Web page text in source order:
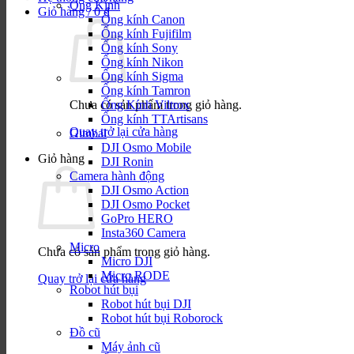
Giỏ hàng /0₫
Chưa có sản phẩm trong giỏ hàng.
Quay trở lại cửa hàng
Giỏ hàng
Chưa có sản phẩm trong giỏ hàng.
Quay trở lại cửa hàng
Ống Kính
Ống kính Canon
Ống kính Fujifilm
Ống kính Sony
Ống kính Nikon
Ống kính Sigma
Ống kính Tamron
Ống Kính Viltrox
Ống kính TTArtisans
Gimbal
DJI Osmo Mobile
DJI Ronin
Camera hành động
DJI Osmo Action
DJI Osmo Pocket
GoPro HERO
Insta360 Camera
Micro
Micro DJI
Micro RODE
Robot hút bụi
Robot hút bụi DJI
Robot hút bụi Roborock
Đồ cũ
Máy ảnh cũ